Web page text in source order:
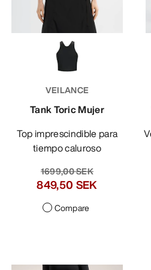
VEILANCE
Tank Toric Mujer
Top imprescindible para
tiempo caluroso
1699,00 SEK
849,50 SEK
Compare
Vestido ligero y fresco para